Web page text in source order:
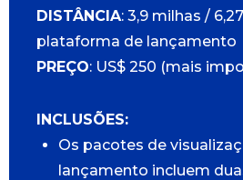
DISTÂNCIA: 3,9 milhas /
plataforma de lançamento
PREÇO: US$ 250 (mais
INCLUSÕES:
Os pacotes de
lançamento incluem